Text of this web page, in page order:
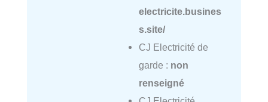
electricite.busines
s.site/
CJ Electricité de
garde : non
renseigné